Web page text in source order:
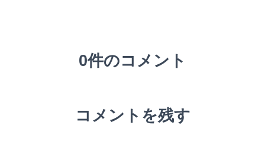
0件のコメント
コメントを残す